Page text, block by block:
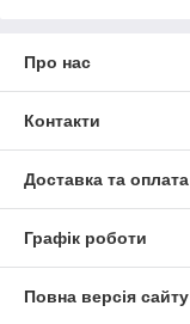
Про нас
Контакти
Доставка та оплата
Графік роботи
Повна версія сайту